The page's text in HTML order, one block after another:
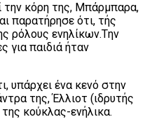
την κόρη της, Μπάρμπαρα,
παρατήρησε ότι, τής
ρόλους ενηλίκων.Tην
για παιδιά ήταν
υπάρχει ένα κενό στην
της, Έλλιοτ (ιδρυτής
κούκλας-ενήλικα.